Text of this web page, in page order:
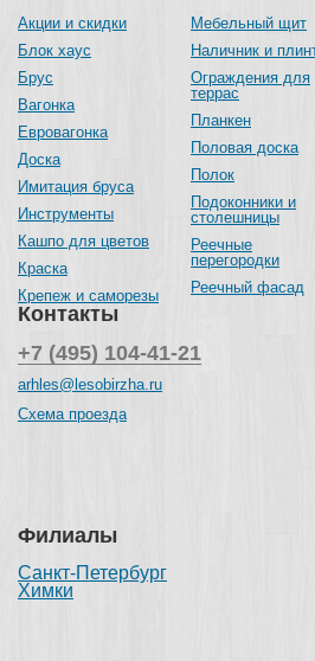
Акции и скидки
Блок хаус
Брус
Вагонка
Евровагонка
Доска
Имитация бруса
Инструменты
Кашпо для цветов
Краска
Крепеж и саморезы
Мебельный щит
Наличник и
Ограждения для
террас
Планкен
Половая доска
Полок
Подоконники и
столешницы
Реечные
перегородки
Реечный фасад
Контакты
+7 (495) 104-41-21
arhles@lesobirzha.ru
Схема проезда
Филиалы
Санкт-Петербург
Химки